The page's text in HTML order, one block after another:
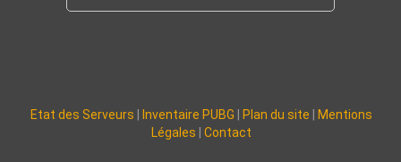
Etat des Serveurs Inventaire PUBG Plan du site
Mentions
Légales
Contact